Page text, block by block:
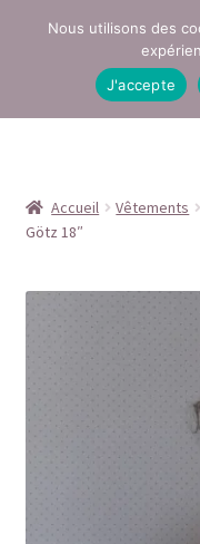
Aller
navigation
Aller
Conditions générales
Contact
Mentions légales
Accueil Vêtements
Götz 18″
Nous utilisons des
J'accepte